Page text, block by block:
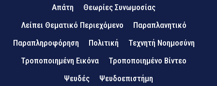
Απάτη
Θεωρίες Συνωμοσίας
Λείπει Θεματικό Περιεχόμενο
Παραπλανητικό
Παραπληροφόρηση
Πολιτική
Τεχνητή Νοημοσύνη
Τροποποιημένη Εικόνα
Τροποποιημένο Βίντεο
Ψευδές
Ψευδοεπιστήμη